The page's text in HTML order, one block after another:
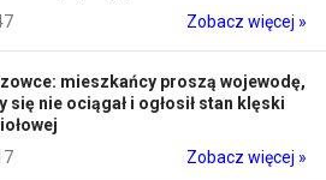
Zobacz więcej »
mieszkańcy proszą wojewodę,
się nie ociągał i ogłosił stan klęski
Zobacz więcej »